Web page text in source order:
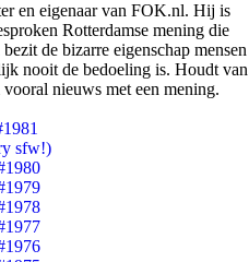
en eigenaar van FOK.nl. Hij is
Rotterdamse mening die
de bizarre eigenschap mensen
nooit de bedoeling is. Houdt van
nieuws met een mening.
sfw!)